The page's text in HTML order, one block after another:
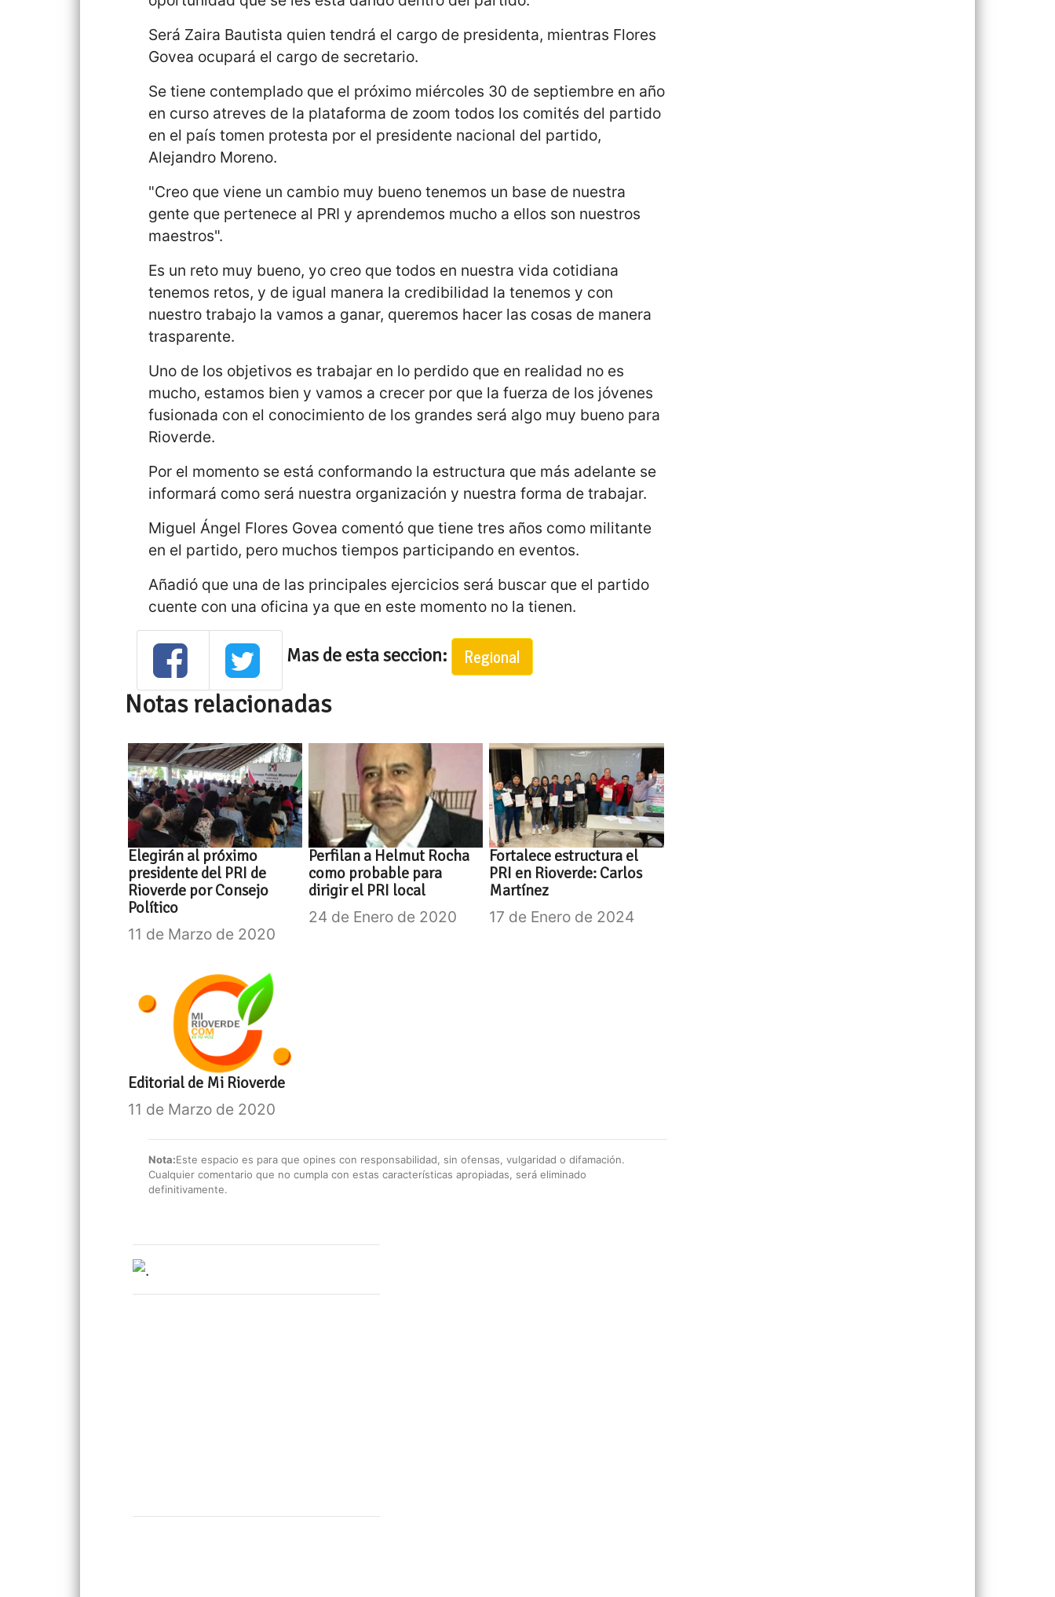
Será Zaira Bautista quien tendrá el cargo de presidenta, mientras Flores
Govea ocupará el cargo de secretario.
Se tiene contemplado que el próximo miércoles 30 de septiembre en año
en curso atreves de la plataforma de zoom todos los comités del partido
en el país tomen protesta por el presidente nacional del partido,
Alejandro Moreno.
"Creo que viene un cambio muy bueno tenemos un base de nuestra
gente que pertenece al PRI y aprendemos mucho a ellos son nuestros
maestros".
Es un reto muy bueno, yo creo que todos en nuestra vida cotidiana
tenemos retos, y de igual manera la credibilidad la tenemos y con
nuestro trabajo la vamos a ganar, queremos hacer las cosas de manera
trasparente.
Uno de los objetivos es trabajar en lo perdido que en realidad no es
mucho, estamos bien y vamos a crecer por que la fuerza de los jóvenes
fusionada con el conocimiento de los grandes será algo muy bueno para
Rioverde.
Por el momento se está conformando la estructura que más adelante se
informará como será nuestra organización y nuestra forma de trabajar.
Miguel Ángel Flores Govea comentó que tiene tres años como militante
en el partido, pero muchos tiempos participando en eventos.
Añadió que una de las principales ejercicios será buscar que el partido
cuente con una oficina ya que en este momento no la tienen.
Mas de esta seccion: Regional
Notas relacionadas
Elegirán al próximo
presidente del PRI de
Rioverde por Consejo
Político
11 de Marzo de 2020
Perfilan a Helmut Rocha
como probable para
dirigir el PRI local
24 de Enero de 2020
Fortalece estructura el
PRI en Rioverde: Carlos
Martínez
17 de Enero de 2024
Editorial de Mi Rioverde
11 de Marzo de 2020
Nota:Este espacio es para que opines con responsabilidad, sin ofensas, vulgaridad o difamación.
Cualquier comentario que no cumpla con estas características apropiadas, será eliminado
definitivamente.